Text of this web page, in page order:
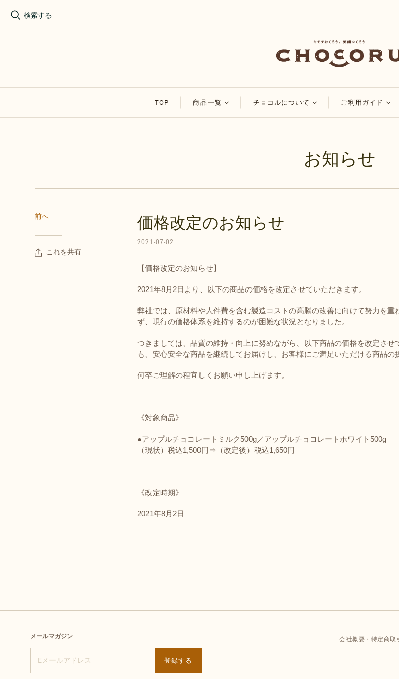
検索する
TOP 商品一覧 チョコルについて ご利用ガイド
マイページにつ
配送・送料につ
お知らせ
前へ
これを共有
価格改定のお知らせ
2021-07-02
【価格改定のお知らせ】
2021年8月2日より、以下の商品の価格を改定させていただきます。
弊社では、原材料や人件費を含む製造コストの高騰の改善に向けて努力を
ず、現行の価格体系を維持するのが困難な状況となりました。
つきましては、品質の維持・向上に努めながら、以下商品の価格を改定させ
も、安心安全な商品を継続してお届けし、お客様にご満足いただける商品の
何卒ご理解の程宜しくお願い申し上げます。
《対象商品》
●アップルチョコレートミルク500g／アップルチョコレートホワイト500g
（現状）税込1,500円⇒（改定後）税込1,650円
《改定時期》
2021年8月2日
メールマガジン 会社概要 特定商取